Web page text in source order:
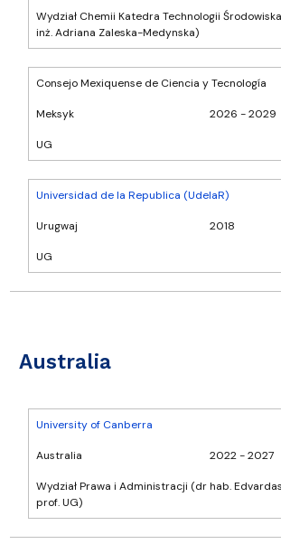
Wydział Chemii Katedra Technologii
inż. Adriana Zaleska-Medynska)
Consejo Mexiquense de Ciencia y Tecnología
Meksyk 2026 - 2029
UG
Universidad de la Republica (UdelaR)
Urugwaj 2018
UG
Australia
University of Canberra
Australia 2022 - 2027
Wydział Prawa i Administracji (dr hab.
prof. UG)